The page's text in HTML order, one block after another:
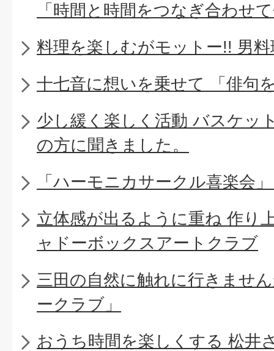
「時間と時間をつなぎ合わせ
料理を楽しむがモットー!! 男
十七音に想いを乗せて 「俳句
少し緩く楽しく活動 バスケッ
の方に聞きました。
「ハーモニカサークル喜楽会
立体感が出るように重ね 作り
ャドーボックスアートクラブ
三田の自然に触れに行きませ
ークラブ」
おうち時間を楽しくする 松井